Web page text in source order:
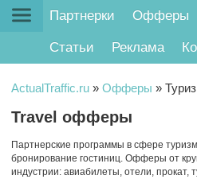
Партнерки Офферы
Статьи Реклама
ActualTraffic.ru » Офферы »
Travel офферы
Партнерские программы в сфере
бронирование гостиниц. Офферы от
индустрии: авиабилеты, отели, прокат,